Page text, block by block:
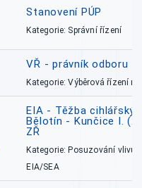
Stanovení PÚP
Kategorie: Správní řízení
VŘ - právník odboru
Kategorie: Výběrová řízení
EIA - Těžba
Bělotín - Kunčice I.
ZŘ
Kategorie: Posuzování vlivů
EIA/SEA